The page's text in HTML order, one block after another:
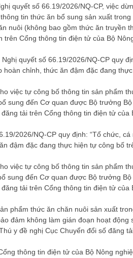
quyết số 66.19/2026/NQ-CP, việc
tin thức ăn bổ sung sản xuất
nuôi (không bao gồm thức ăn truyền
Cổng thông tin điện tử của Bộ
quyết số 66.19/2026/NQ-CP quy
chỉnh, thức ăn đậm đặc đang
việc tự công bố thông tin sản phẩm
sung đến Cơ quan được Bộ trưởng
tải trên Cổng thông tin điện tử của
2026/NQ-CP quy định: “Tổ chức,
đậm đặc đang thực hiện tự công bố
việc tự công bố thông tin sản phẩm
sung đến Cơ quan được Bộ trưởng Bộ
tải trên Cổng thông tin điện tử của
phẩm thức ăn chăn nuôi sản xuất
đảm không làm gián đoạn hoạt động
y đề nghị Cục Chuyển đổi số đăng
thông tin điện tử của Bộ Nông